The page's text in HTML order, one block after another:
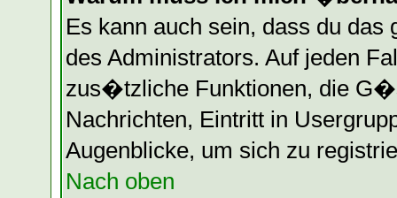
Es kann auch sein, dass du
des Administrators. Auf jeden
zus�tzliche Funktionen, die
Nachrichten, Eintritt in
Augenblicke, um sich zu
Nach oben